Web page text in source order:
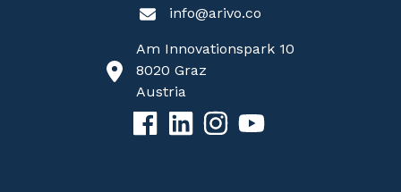
info@arivo.co
Am Innovationspark 10
8020 Graz
Austria